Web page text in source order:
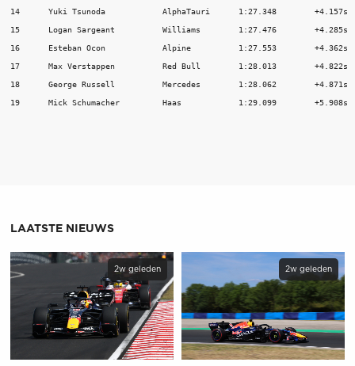
14	Yuki Tsunoda     	AlphaTauri	1:27.348	+4.157s 	131
15	Logan Sargeant  	Williams	1:27.476	+4.285s 	92
16	Esteban Ocon     	Alpine   	1:27.553	+4.362s         128
17	Max Verstappen   	Red Bull	1:28.013	+4.822s 	124
18	George Russell   	Mercedes	1:28.062	+4.871s 	132
LAATSTE NIEUWS
2w geleden 2w geleden